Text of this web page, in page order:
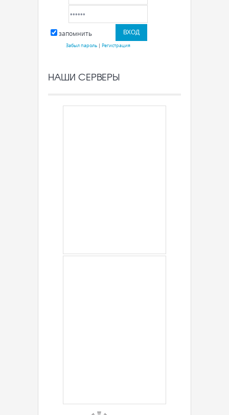
запомнить
Забыл пароль| Регистрация
НАШИ СЕРВЕРЫ